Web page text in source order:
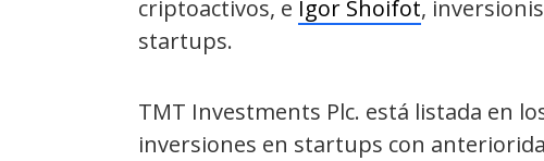
criptoactivos, e Igor Shoifot,
startups.
TMT Investments Plc. está listada en
inversiones en startups con